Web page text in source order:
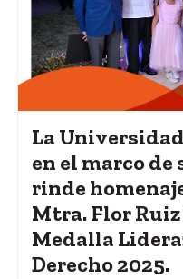
La
en el marco
rinde
Mtra. Flor
Medalla
Derecho 2025.